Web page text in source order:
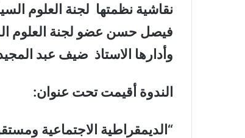
نقاشية نظمتها لجنة العلوم
فيصل حسن عضو لجنة العلوم
وأدارها الاستاذ ضيف عبد
الندوة أقيمت تحت عنوان:
“الديمقراطية الاجتماعية